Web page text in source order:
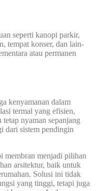
seperti kanopi parkir,
tempat konser, dan lain-
atau permanen
kenyamanan dalam
termal yang efisien,
nyaman sepanjang
dari sistem pendingin
membran menjadi pilihan
arsitektur, baik untuk
Solusi ini tidak
yang tinggi, tetapi juga